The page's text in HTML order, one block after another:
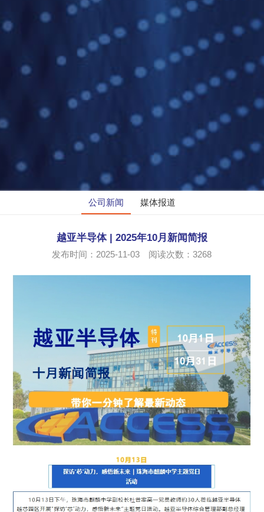
公司新闻 媒体报道
越亚半导体 | 2025年10月新闻简报
发布时间：2025-11-03 阅读次数：3268